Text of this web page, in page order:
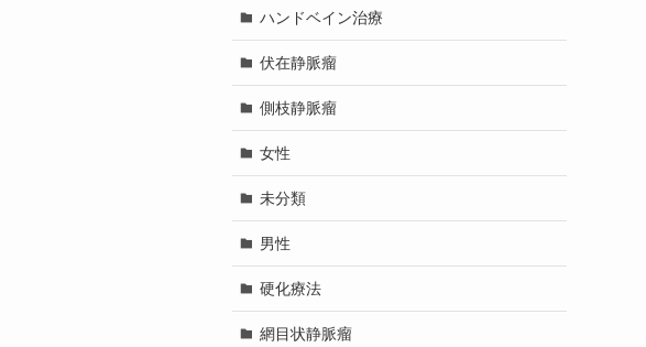
ハンドベイン治療
伏在静脈瘤
側枝静脈瘤
女性
未分類
男性
硬化療法
網目状静脈瘤